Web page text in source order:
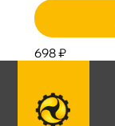
698 ₽